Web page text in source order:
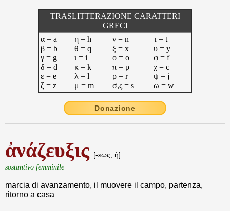
TRASLITTERAZIONE CARATTERI
GRECI
α = a
β = b
γ = g
δ = d
ε = e
ζ = z
η = h
θ = q
ι = i
κ = k
λ = l
μ = m
ν = n
ξ = x
ο = o
π = p
ρ = r
σ,ς = s
τ = t
υ = y
φ = f
χ = c
ψ = j
ω = w
Donazione
ἀνάζευξις [-εως, ἡ]
sostantivo femminile
marcia di avanzamento, il muovere il campo, partenza,
ritorno a casa